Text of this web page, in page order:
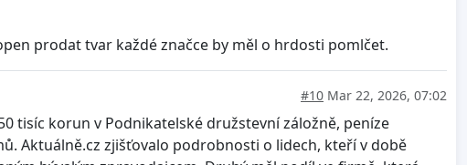
prodat tvar každé značce by měl o hrdosti pomlčet.
#10 Mar 22, 2026, 07:02
tisíc korun v Podnikatelské družstevní záložně, peníze
Aktuálně.cz zjišťovalo podrobnosti o lidech, kteří v době